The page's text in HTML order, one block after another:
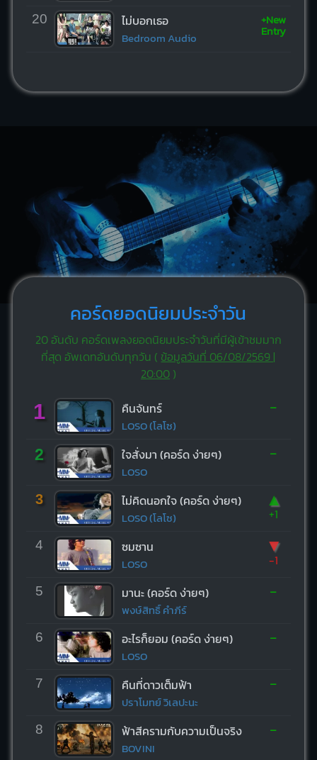
20 ไม่บอกเธอ
Bedroom Audio
+New
Entry
คอร์ดยอดนิยมประจำวัน
20 อันดับ คอร์ดเพลงยอดนิยมประจำวันที่มีผู้เข้าชมมาก
ที่สุด อัพเดทอันดับทุกวัน ( ข้อมูลวันที่ 06/08/2569 |
20:00)
1 คืนจันทร์
LOSO (โลโซ)
-
2 ใจสั่งมา (คอร์ด ง่ายๆ)
LOSO
-
3 ไม่คิดนอกใจ (คอร์ด ง่ายๆ)
LOSO (โลโซ)
▲
+1
4 ซมซาน
LOSO
▼
-1
5 มานะ (คอร์ด ง่ายๆ)
พงษ์สิทธิ์ คำภีร์
-
6 อะไรก็ยอม (คอร์ด ง่ายๆ)
LOSO
-
7 คืนที่ดาวเต็มฟ้า
ปราโมทย์ วิเลปะนะ
-
8 ฟ้าสีครามกับความเป็นจริง
BOVINI
-